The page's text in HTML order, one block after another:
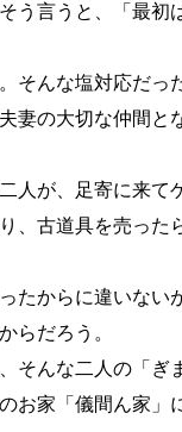
う言うと、「最初
そんな塩対応だっ
妻の大切な仲間と
人が、足寄に来て
、古道具を売った
たからに違いない
らだろ う。
そんな二人の「ぎ
お家「儀間ん家」